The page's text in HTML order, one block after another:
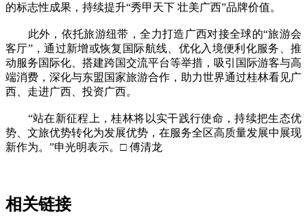
的标志性成果，持续提升“秀甲天下 壮美广西”品牌价值。
此外，依托旅游纽带，全力打造广西对接全球的“旅游会
客厅”，通过新增或恢复国际航线、优化入境便利化服务、推
动服务国际化、搭建跨国交流平台等举措，吸引国际游客与高
端消费，深化与东盟国家旅游合作，助力世界通过桂林看见广
西、走进广西、投资广西。
“站在新征程上，桂林将以实干践行使命，持续把生态优
势、文旅优势转化为发展优势，在服务全区高质量发展中展现
新作为。”申光明表示。□ 傅清龙
相关链接